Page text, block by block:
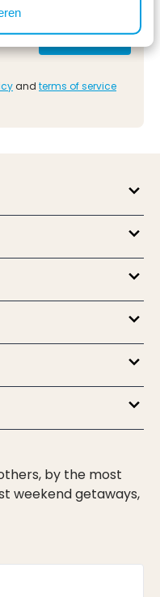
and terms of service
by the most
weekend getaways,